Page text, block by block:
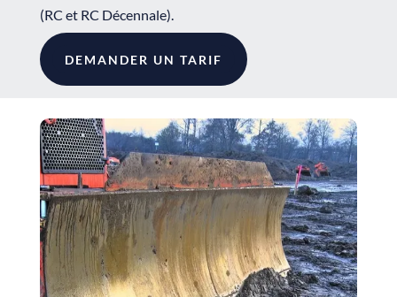
(RC et RC Décennale).
DEMANDER UN TARIF